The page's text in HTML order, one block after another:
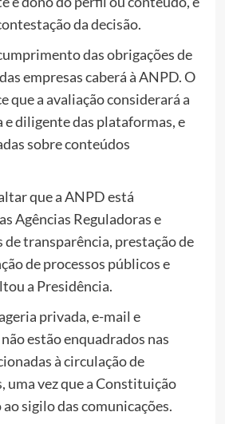
da decisão.
das obrigações de
empresas caberá à ANPD. O
que a avaliação considerará a
e diligente das plataformas, e
sobre conteúdos
que a ANPD está
Agências Reguladoras e
de transparência, prestação de
de processos públicos e
a Presidência.
privada, e-mail e
estão enquadrados nas
à circulação de
vez que a Constituição
sigilo das comunicações.